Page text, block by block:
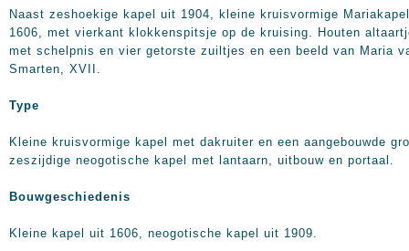
Naast zeshoekige kapel uit 1904, kleine kruisvormige
1606, met vierkant klokkenspitsje op de kruising. Houten
met schelpnis en vier getorste zuiltjes en een beeld van Maria
Smarten, XVII.
Type
Kleine kruisvormige kapel met dakruiter en een aangebouwde
zeszijdige neogotische kapel met lantaarn, uitbouw en portaal.
Bouwgeschiedenis
Kleine kapel uit 1606, neogotische kapel uit 1909.